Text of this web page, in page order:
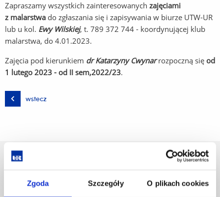
Zgoda Szczegóły O plikach cookies
Zapraszamy wszystkich zainteresowanych zajęciami
z malarstwa do zgłaszania się i zapisywania w biurze UTW-UR
lub u kol. Ewy Wilskiej, t. 789 372 744 - koordynującej klub
malarstwa, do 4.01.2023.
Zajęcia pod kierunkiem dr Katarzyny Cwynarrozpoczną się od
1 lutego 2023 - od II sem,2022/23.
wstecz
35-959 Rzeszów